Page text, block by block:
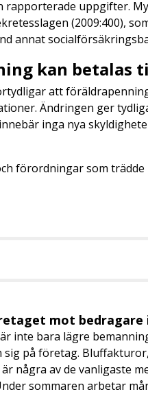
rapporterade uppgifter.
(2009:400),
annat
kan betalas
att
Ändringen ger
inga nya
förordningar som
mot bedragare
inte bara lägre
på företag.
några av de vanligaste
sommaren arbetar